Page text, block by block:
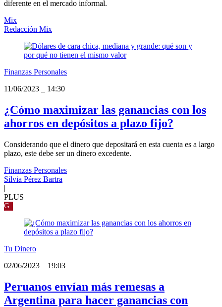
diferente en el mercado informal.
Mix
Redacción Mix
Finanzas Personales
11/06/2023
14:30
¿Cómo maximizar las ganancias con los
ahorros en depósitos a plazo fijo?
Considerando que el dinero que depositará en esta cuenta es a largo
plazo, este debe ser un dinero excedente.
Finanzas Personales
Silvia Pérez Bartra
|
PLUS
G
Tu Dinero
02/06/2023
19:03
Peruanos envían más remesas a
Argentina para hacer ganancias con